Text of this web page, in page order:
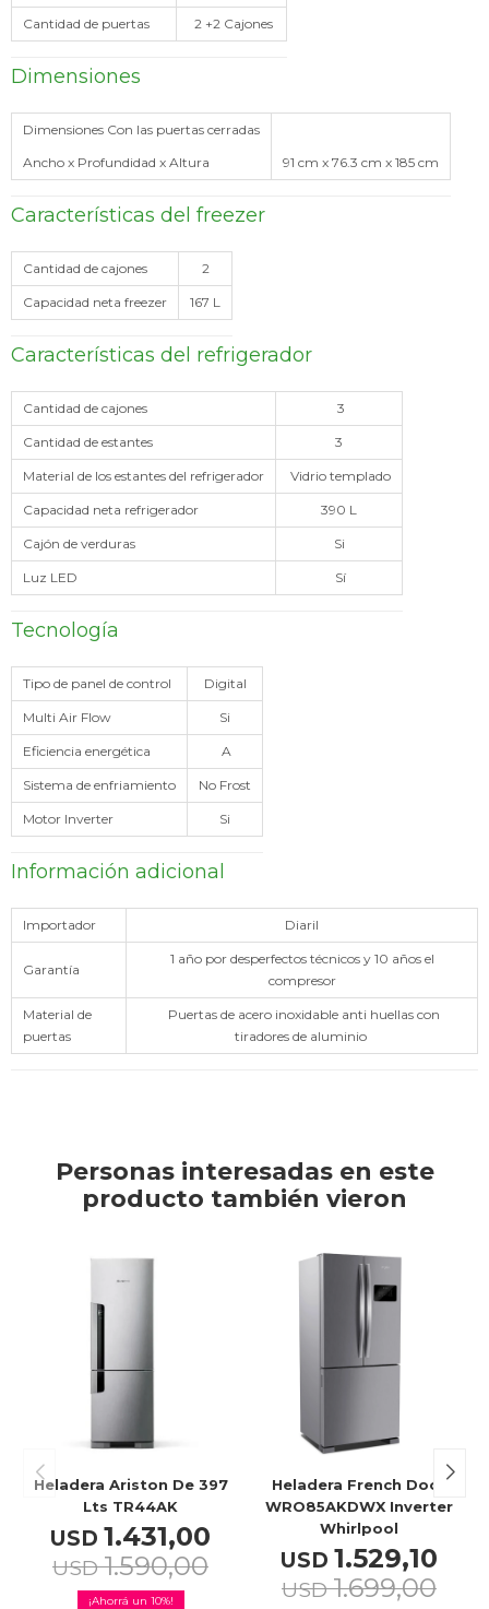
Cantidad de puertas 2 +2 Cajones
Dimensiones
Dimensiones Con las puertas cerradas
Ancho x Profundidad x Altura
91 cm x 76.3 cm x 185 cm
Características del freezer
Cantidad de cajones 2
Capacidad neta freezer 167 L
Características del refrigerador
Cantidad de cajones 3
Cantidad de estantes 3
Material de los estantes del refrigerador Vidrio templado
Capacidad neta refrigerador 390 L
Cajón de verduras Si
Luz LED Sí
Tecnología
Tipo de panel de control Digital
Multi Air Flow Si
Eficiencia energética A
Sistema de enfriamiento No Frost
Motor Inverter Si
Información adicional
Importador Diaril
Garantía
1 año por desperfectos técnicos y 10 años el
compresor
Material de
puertas
Puertas de acero inoxidable anti huellas con
tiradores de aluminio
Personas interesadas en este
producto también vieron
Heladera Ariston De 397
Lts TR44AK
USD 1.431,00
USD 1.590,00
10
Heladera French Door
WRO85AKDWX Inverter
Whirlpool
USD 1.529,10
USD 1.699,00